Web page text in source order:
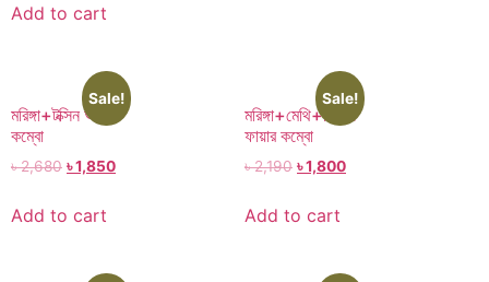
Add to cart
Sale!
মরিঙ্গা+টক্সিন আউট
কম্বো
৳2,680 ৳1,850
Add to cart
Sale!
মরিঙ্গা+মেথি+ডিটক্সি
ফায়ার কম্বো
৳2,190 ৳1,800
Add to cart